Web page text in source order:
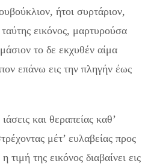
ήτοι συρτάριον,
εικόνος, μαρτυρούσα
το δε εκχυθέν αίμα
επάνω εις την πληγήν έως
και θεραπείας καθ’
μέτ’ ευλαβείας προς
τιμή της εικόνος διαβαίνει εις